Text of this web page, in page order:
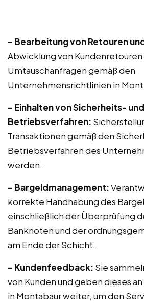
– Bearbeitung von Retouren
Abwicklung von Kundenretouren
Umtauschanfragen gemäß den
Unternehmensrichtlinien in
– Einhalten von Sicherheits- und
Betriebsverfahren:
Transaktionen gemäß den
Betriebsverfahren des
werden.
– Bargeldmanagement:
korrekte Handhabung des
einschließlich der Überprüfung
Banknoten und der
am Ende der Schicht.
– Kundenfeedback: Sie
von Kunden und geben dieses
in Montabaur weiter, um den